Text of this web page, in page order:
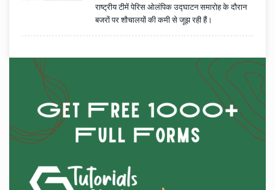
राष्ट्रीय टीमें पेरिस ओलंपिक उद्घाटन समारोह के दौरान
बजरों पर शौचालयों की कमी से जूझ रही हैं।